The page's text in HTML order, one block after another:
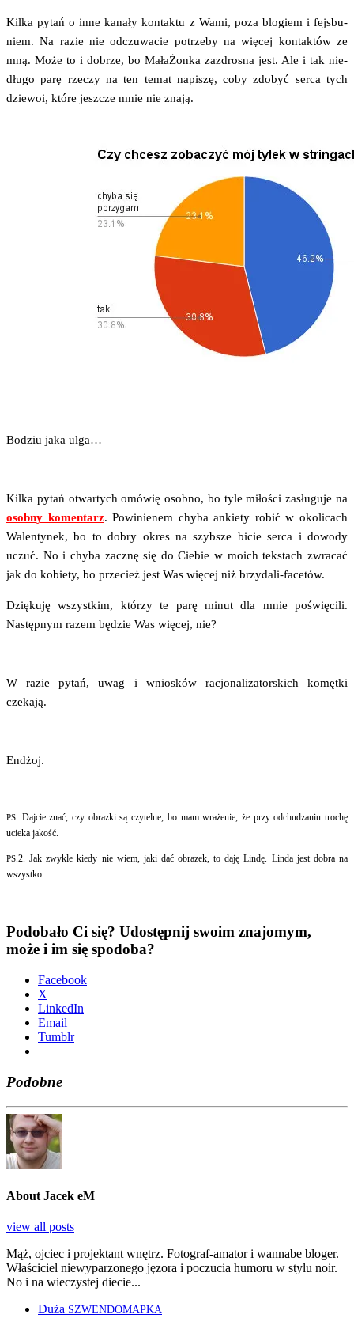
Kil­ka pytań o inne kana­ły kon­tak­tu z Wami, poza blo­giem i fejs­bu­
niem. Na razie nie odczu­wa­cie potrze­by na wię­cej kon­tak­tów ze
mną. Może to i dobrze, bo Mała­Żon­ka zazdro­sna jest. Ale i tak nie­
dłu­go parę rze­czy na ten temat napi­szę, coby zdo­być ser­ca tych
dzie­woi, któ­re jesz­cze mnie nie znają.
Bodziu jaka ulga…
Kil­ka pytań otwar­tych omó­wię osob­no, bo tyle miło­ści zasłu­gu­je na
osob­ny komen­tarz. Powi­nie­nem chy­ba ankie­ty robić w oko­li­cach
Walen­ty­nek, bo to dobry okres na szyb­sze bicie ser­ca i dowo­dy
uczuć. No i chy­ba zacznę się do Cie­bie w moich tek­stach zwra­cać
jak do kobie­ty, bo prze­cież jest Was wię­cej niż brzydali-facetów.
Dzię­ku­ję wszyst­kim, któ­rzy te parę minut dla mnie poświę­ci­li.
Następ­nym razem będzie Was wię­cej, nie?
W razie pytań, uwag i wnio­sków racjo­na­li­za­tor­skich komęt­ki
czekają.
Endżoj.
PS . Daj­cie znać, czy obraz­ki są czy­tel­ne, bo mam wra­że­nie, że przy odchu­dza­niu tro­chę
ucie­ka jakość.
PS .2. Jak zwy­kle kie­dy nie wiem, jaki dać obra­zek, to daję Lin­dę. Lin­da jest dobra na
wszystko.
Podobało Ci się? Udostępnij swoim znajomym,
może i im się spodoba?
Face­bo­ok
X
Lin­ke­dIn
Ema­il
Tum­blr
Podobne
About Jacek eM
view all posts
Mąż, ojciec i projektant wnętrz. Fotograf-amator i wannabe bloger.
Właściciel niewyparzonego jęzora i poczucia humoru w stylu noir.
No i na wieczystej diecie...
Duża SZWENDOMAPKA